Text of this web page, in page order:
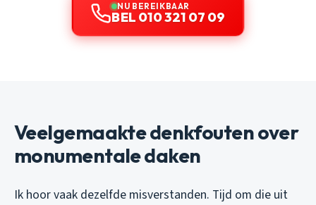
NU BEREIKBAAR
BEL 010 321 07 09
Veelgemaakte denkfouten over
monumentale daken
Ik hoor vaak dezelfde misverstanden. Tijd om die uit